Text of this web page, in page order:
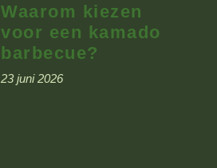
Waarom kiezen
voor een kamado
barbecue?
23 juni 2026